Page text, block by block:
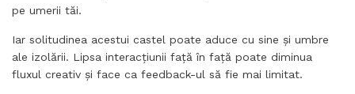
pe umerii tăi.
Iar solitudinea acestui castel poate aduce cu sine și umbre
ale izolării. Lipsa interacțiunii față în față poate diminua
fluxul creativ și face ca feedback-ul să fie mai limitat.